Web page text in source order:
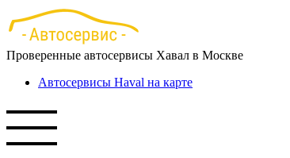
Перейти
к
основному
содержанию
Проверенные автосервисы Хавал в Москве
Автосервисы Haval на карте